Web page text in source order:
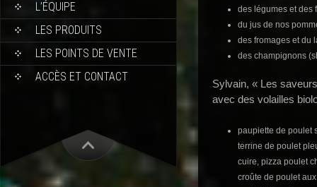
L’ÉQUIPE
LES PRODUITS
LES POINTS DE VENTE
ACCÈS ET CONTACT
des légumes et des
du jus de nos
des fromages et du
des champignons
Sylvain, « Les
avec des volailles
paupiette de poulet
terrine de poulet
cuire, pizza poulet
croûte de poulet